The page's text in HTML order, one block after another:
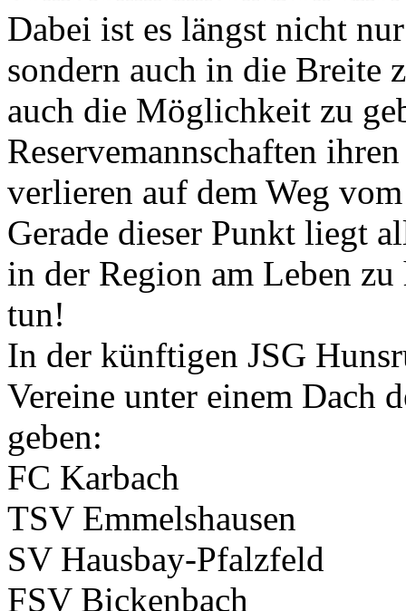
Dabei ist es längst nicht
sondern auch in die Breite
auch die Möglichkeit zu
Reservemannschaften
verlieren auf dem Weg
Gerade dieser Punkt liegt
in der Region am Leben
tun!
In der künftigen JSG
Vereine unter einem Dach
geben:
FC Karbach
TSV Emmelshausen
SV Hausbay-Pfalzfeld
FSV Bickenbach